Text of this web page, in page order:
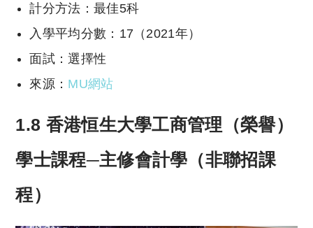
計分方法：最佳5科
入學平均分數：17（2021年）
面試：選擇性
來源： MU網站
1.8 香港恒生大學工商管理（榮譽）
學士課程─主修會計學（非聯招課
程）